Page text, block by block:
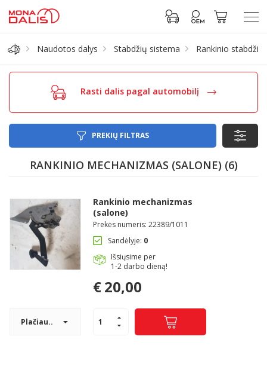
Alyva, tepalai
Akumuliatorius
Padangos
Prisijungti prie paskyros
info@mbmanogarazas.lt
Naudotos dalys Stabdžių sistema Rankinio
Rasti dalis pagal automobilį
PREKIŲ FILTRAS
RANKINIO MECHANIZMAS (SALONE) (6)
Rankinio mechanizmas
(salone)
Prekės numeris: 22389/1011
Sandėlyje: 0
Išsiųsime per
1-2 darbo dieną!
€20,00
Plačiau..